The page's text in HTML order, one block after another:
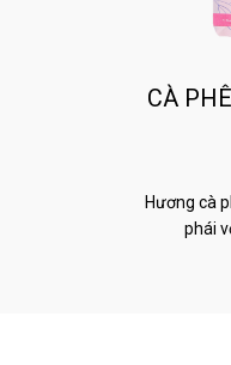
CÀ
Hương cà
phái